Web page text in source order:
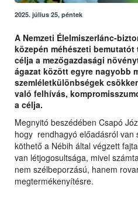
2025. július 25, péntek
A Nemzeti Élelmiszerlánc-
közepén méhészeti
célja a mezőgazdasági
ágazat között egyre nagyobb
szemléletkülönbségek
való felhívás,
a célja.
Megnyitó beszédében Csapó
hogy rendhagyó előadásról van
köthető a Nébih által végzett
van létjogosultsága, mivel
nem szélbeporzású, hanem
megtermékenyítésre.